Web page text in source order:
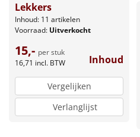
Lekkers
Inhoud: 11 artikelen
Voorraad: Uitverkocht
15,- per stuk
16,71 incl. BTW Inhoud
Vergelijken
Verlanglijst